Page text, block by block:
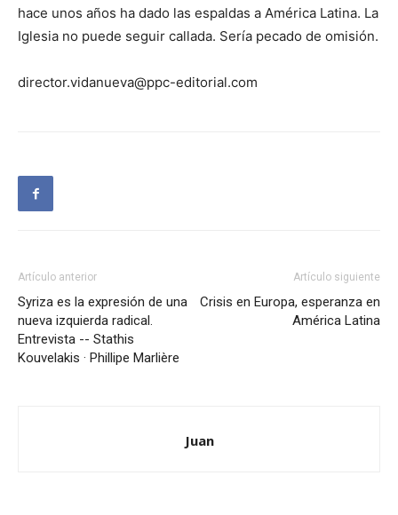
hace unos años ha dado las espaldas a América Latina. La
Iglesia no puede seguir callada. Sería pecado de omisión.
director.vidanueva@ppc-editorial.com
Artículo anterior
Syriza es la expresión de una
nueva izquierda radical.
Entrevista -- Stathis
Kouvelakis · Phillipe Marlière
Artículo siguiente
Crisis en Europa, esperanza en
América Latina
Juan